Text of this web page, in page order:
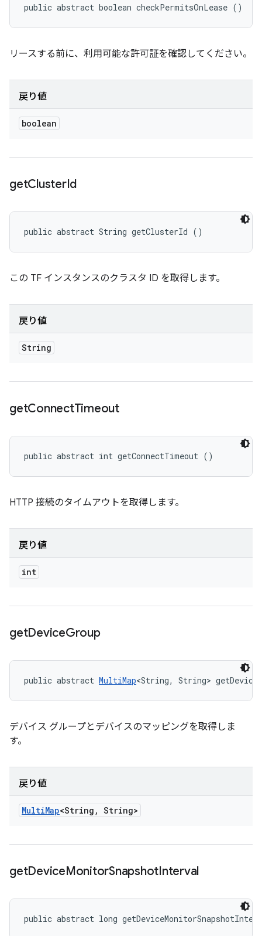
public abstract boolean checkPermitsOnLease ()
リースする前に、利用可能な許可証を確認してください。
戻り値
boolean
getClusterId
public abstract String getClusterId ()
この TF インスタンスのクラスタ ID を取得します。
戻り値
String
getConnectTimeout
public abstract int getConnectTimeout ()
HTTP 接続のタイムアウトを取得します。
戻り値
int
getDeviceGroup
public abstract MultiMap<String, String>
デバイス グループとデバイスのマッピングを取得しま
す。
戻り値
MultiMap<String , String>
getDeviceMonitorSnapshotInterval
public abstract long